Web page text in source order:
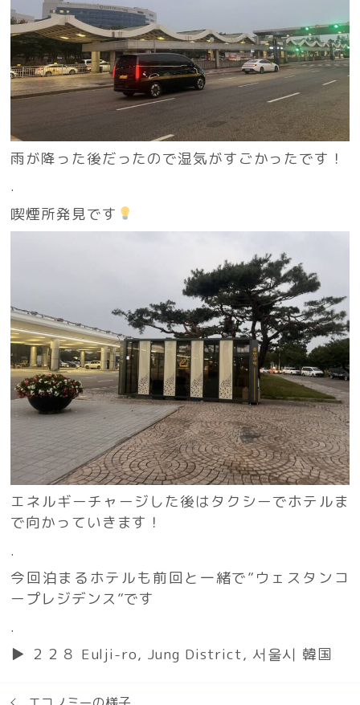
雨が降った後だったので湿気がすごかったです！
.
喫煙所発見です
エネルギーチャージした後はタクシーでホテルま
で向かっていきます！
.
今回泊まるホテルも前回と一緒で”ウェスタンコ
ープレジデンス”です
.
▶︎ ２２８ Eulji-ro, Jung District, 서울시 韓国